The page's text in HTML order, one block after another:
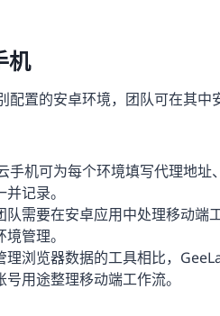
机
配置的安卓环境，团队可在其
手机可为每个环境填写代理地
记录。
队需要在安卓应用中处理移动
管理。
理浏览器数据的工具相比，
用途整理移动端工作流。